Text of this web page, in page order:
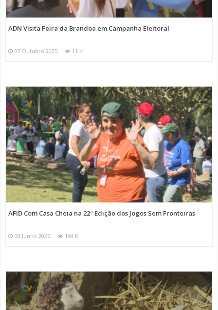
ADN Visita Feira da Brandoa em Campanha Eleitoral
07 Outubro 2025 11 K
AFID Com Casa Cheia na 22ª Edição dos Jogos Sem Fronteiras
08 Junho 2026 164 K